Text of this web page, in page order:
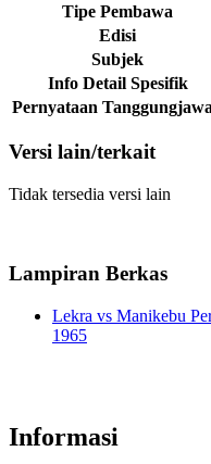
Tipe Pembawa
Edisi
Subjek
Info Detail Spesifik
Pernyataan
Versi lain/terkait
Tidak tersedia versi lain
Lampiran Berkas
Lekra vs Manikebu
1965
Informasi